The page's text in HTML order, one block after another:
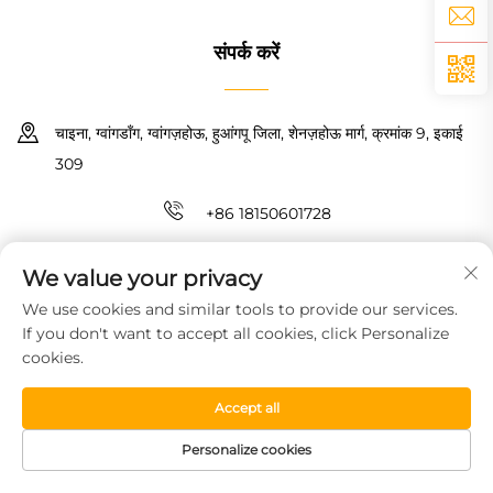
संपर्क करें
चाइना, ग्वांगडॉंग, ग्वांगज़होऊ, हुआंगपू जिला, शेनज़होऊ मार्ग, क्रमांक 9, इकाई
309
+86 18150601728
कॉपीराइट © 2026 गुआंगज़ौ हाओयिन न्यू मैटरियल टेक्नोलॉजी कंपनी लिमिटेड। सर्वाधिकार
सुरक्षित। गोपनीयता नीति
HOMEPAGE उत्पाद मुफ्त नमूना टेलीफोन
We value your privacy
We use cookies and similar tools to provide our services.
If you don't want to accept all cookies, click Personalize
cookies.
Personalize cookies
Accept all